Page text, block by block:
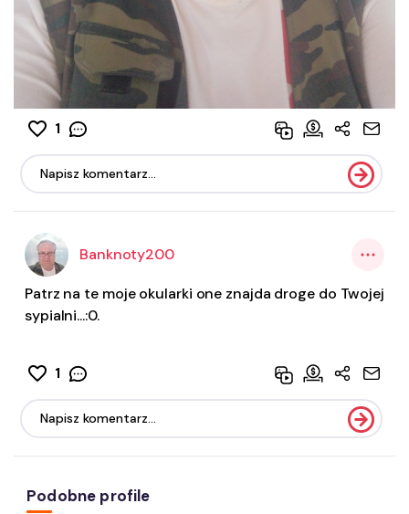
1
Banknoty200
Patrz na te moje okularki one znajda droge do Twojej
sypialni...:0.
1
Podobne profile